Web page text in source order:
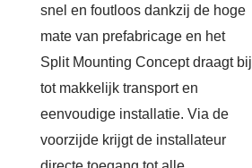
snel en foutloos dankzij de hoge
mate van prefabricage en het
Split Mounting Concept draagt bij
tot makkelijk transport en
eenvoudige installatie. Via de
voorzijde krijgt de installateur